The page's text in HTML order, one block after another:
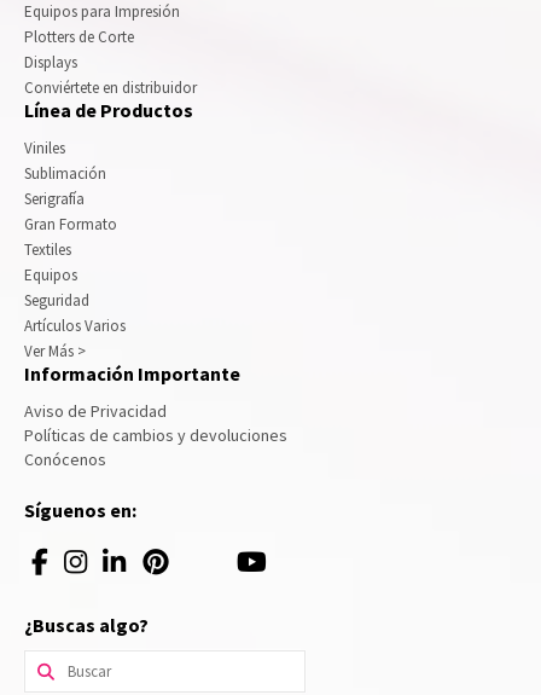
Equipos para Impresión
Plotters de Corte
Displays
Conviértete en distribuidor
Línea de Productos
Viniles
Sublimación
Serigrafía
Gran Formato
Textiles
Equipos
Seguridad
Artículos Varios
Ver Más >
Información Importante
Aviso de Privacidad
Políticas de cambios y devoluciones
Conócenos
Síguenos en:
¿Buscas algo?
Buscar
por: